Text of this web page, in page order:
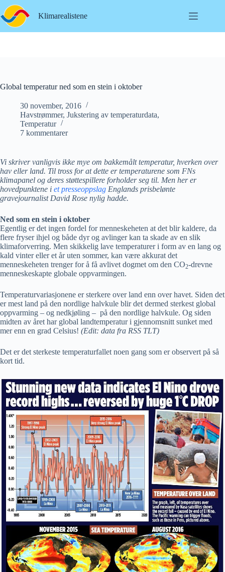
Hopp
til
innholdet
Klimarealistene
Global temperatur ned som en stein i oktober
30 november, 2016
Havstrømmer, Jukstering av temperaturdata,
Temperatur
7 kommentarer
Vi skriver vanligvis ikke mye om bakkemålt temperatur, hverken over
hav eller land. Til tross for at dette er temperaturene som FNs
klimapanel og deres støttespillere forholder seg til. Men her er
hovedpunktene i et presseoppslag Englands prisbelønte
gravejournalist David Rose nylig hadde.
Ned som en stein i oktober
Egentlig er det ingen fordel for menneskeheten at det blir kaldere, da
flere fryser ihjel og både dyr og avlinger kan ta skade av en slik
klimaforverring. Men skikkelig lave temperaturer i form av en lang og
kald vinter eller et år uten sommer, kan være akkurat det
menneskeheten trenger for å få avlivet dogmet om den CO2-drevne
menneskeskapte globale oppvarmingen.
Temperaturvariasjonene er sterkere over land enn over havet. Siden det
er mest land på den nordlige halvkule blir det dermed sterkest global
oppvarming – og nedkjøling – på den nordlige halvkule. Og siden
midten av året har global landtemperatur i gjennomsnitt sunket med
mer enn en grad Celsius! (Edit: data fra RSS TLT)
Det er det sterkeste temperaturfallet noen gang som er observert på så
kort tid.